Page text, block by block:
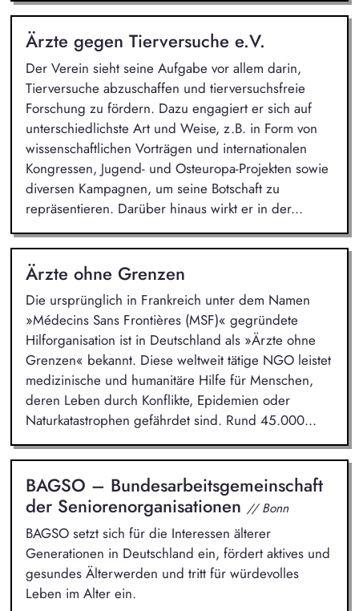
Ärzte gegen Tierversuche e.V.
Der Verein sieht seine Aufgabe vor allem darin,
Tierversuche abzuschaffen und tierversuchsfreie
Forschung zu fördern. Dazu engagiert er sich auf
unterschiedlichste Art und Weise, z.B. in Form von
wissenschaftlichen Vorträgen und internationalen
Kongressen, Jugend- und Osteuropa-Projekten sowie
diversen Kampagnen, um seine Botschaft zu
repräsentieren. Darüber hinaus wirkt er in der...
Ärzte ohne Grenzen
Die ursprünglich in Frankreich unter dem Namen
»Médecins Sans Frontières (MSF)« gegründete
Hilforganisation ist in Deutschland als »Ärzte ohne
Grenzen« bekannt. Diese weltweit tätige NGO leistet
medizinische und humanitäre Hilfe für Menschen,
deren Leben durch Konflikte, Epidemien oder
Naturkatastrophen gefährdet sind. Rund 45.000...
BAGSO – Bundesarbeitsgemeinschaft
der Seniorenorganisationen // Bonn
BAGSO setzt sich für die Interessen älterer
Generationen in Deutschland ein, fördert aktives und
gesundes Älterwerden und tritt für würdevolles
Leben im Alter ein.